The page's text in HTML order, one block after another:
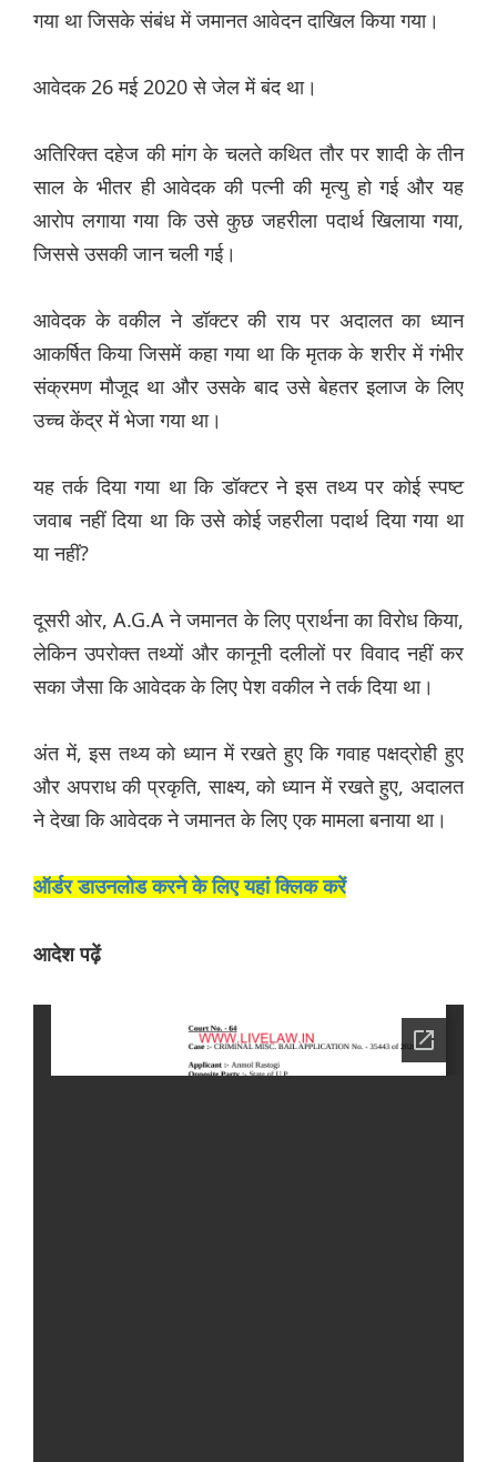
गया था जिसके संबंध में जमानत आवेदन दाखिल किया गया।
आवेदक 26 मई 2020 से जेल में बंद था।
अतिरिक्त दहेज की मांग के चलते कथित तौर पर शादी के तीन
साल के भीतर ही आवेदक की पत्नी की मृत्यु हो गई और यह
आरोप लगाया गया कि उसे कुछ जहरीला पदार्थ खिलाया गया,
जिससे उसकी जान चली गई।
आवेदक के वकील ने डॉक्टर की राय पर अदालत का ध्यान
आकर्षित किया जिसमें कहा गया था कि मृतक के शरीर में गंभीर
संक्रमण मौजूद था और उसके बाद उसे बेहतर इलाज के लिए
उच्च केंद्र में भेजा गया था।
यह तर्क दिया गया था कि डॉक्टर ने इस तथ्य पर कोई स्पष्ट
जवाब नहीं दिया था कि उसे कोई जहरीला पदार्थ दिया गया था
या नहीं?
दूसरी ओर, A.G.A ने जमानत के लिए प्रार्थना का विरोध किया,
लेकिन उपरोक्त तथ्यों और कानूनी दलीलों पर विवाद नहीं कर
सका जैसा कि आवेदक के लिए पेश वकील ने तर्क दिया था।
अंत में, इस तथ्य को ध्यान में रखते हुए कि गवाह पक्षद्रोही हुए
और अपराध की प्रकृति, साक्ष्य, को ध्यान में रखते हुए, अदालत
ने देखा कि आवेदक ने जमानत के लिए एक मामला बनाया था।
ऑर्डर डाउनलोड करने के लिए यहां क्लिक करें
आदेश पढ़ें